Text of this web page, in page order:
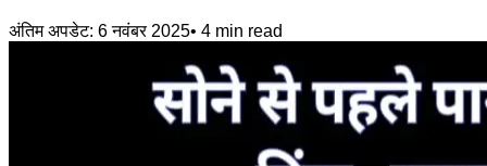
अंतिम अपडेट: 6 नवंबर 2025• 4 min read